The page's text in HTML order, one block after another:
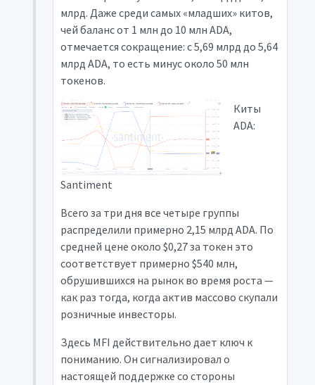
млрд. Даже среди самых «младших» китов,
чей баланс от 1 млн до 10 млн ADA,
отмечается сокращение: с 5,69 млрд до 5,64
млрд ADA, то есть минус около 50 млн
токенов.
Киты
ADA:
Santiment
Всего за три дня все четыре группы
распределили примерно 2,15 млрд ADA. По
средней цене около $0,27 за токен это
соответствует примерно $540 млн,
обрушившихся на рынок во время роста —
как раз тогда, когда актив массово скупали
розничные инвесторы.
Здесь MFI действительно дает ключ к
пониманию. Он сигнализировал о
настоящей поддержке со стороны